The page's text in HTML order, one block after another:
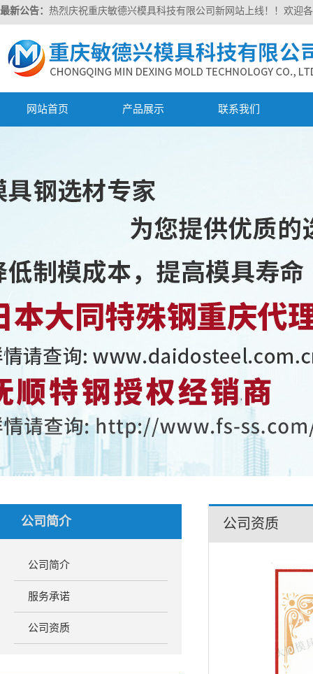
最新公告： 热烈庆祝重庆敏德兴模具科技有限公司新网站上线！！欢迎
网站首页 产品展示 联系我们
公司简介
公司简介
服务承诺
公司资质
公司资质